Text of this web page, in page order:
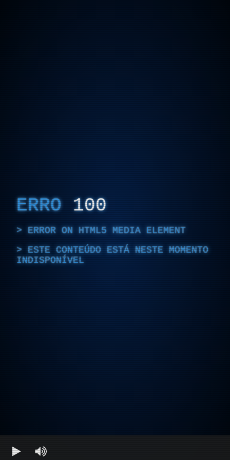
ERRO 100
ERROR ON HTML5 MEDIA ELEMENT
ESTE CONTEÚDO ESTÁ NESTE MOMENTO
INDISPONÍVEL